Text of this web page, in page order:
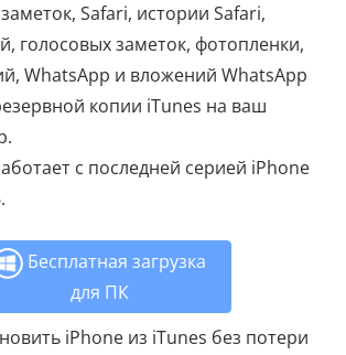
Safari, истории Safari,
голосовых заметок, фотопленки,
WhatsApp и вложений WhatsApp
копии iTunes на ваш
с последней серией iPhone
Бесплатная загрузка
для ПК
iPhone из iTunes без потери